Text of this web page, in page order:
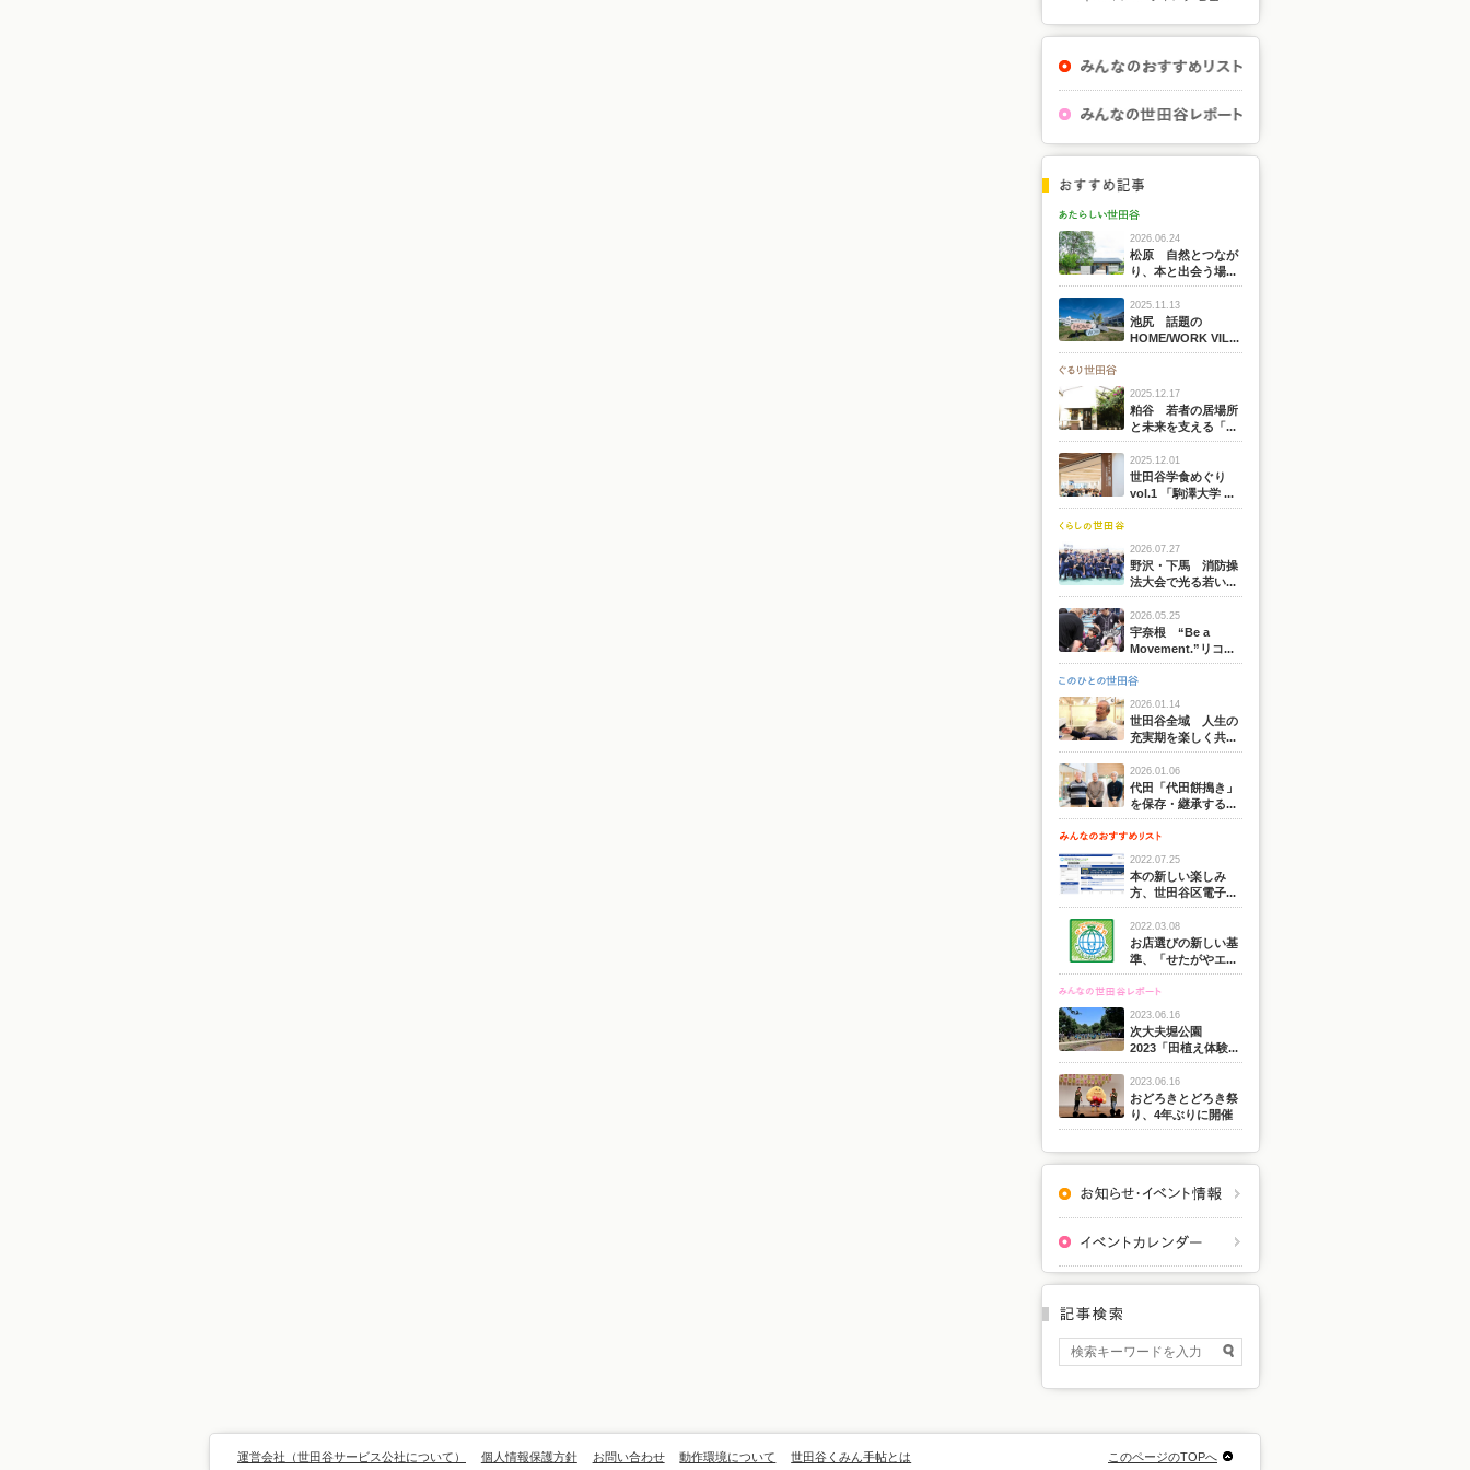
2026.06.24
松原 自然とつなが
り、本と出会う場...
2025.11.13
池尻 話題の
HOME/WORK VIL...
2025.12.17
粕谷 若者の居場所
と未来を支える「...
2025.12.01
世田谷学食めぐり
vol.1 「駒澤大学 ...
2026.07.27
野沢・下馬 消防操
法大会で光る若い...
2026.05.25
宇奈根 “Be a
Movement.”リコ...
2026.01.14
世田谷全域 人生の
充実期を楽しく共...
2026.01.06
代田「代田餅搗き」
を保存・継承する...
2022.07.25
本の新しい楽しみ
方、世田谷区電子...
2022.03.08
お店選びの新しい基
準、「せたがやエ...
2023.06.16
次大夫堀公園
2023「田植え体験...
2023.06.16
おどろきとどろき祭
り、4年ぶりに開催
運営会社（世田谷サービス公社について） 個人情報保護方針 お問い合わせ 動作環境について 世田谷くみん手帖とは このページのTOPへ